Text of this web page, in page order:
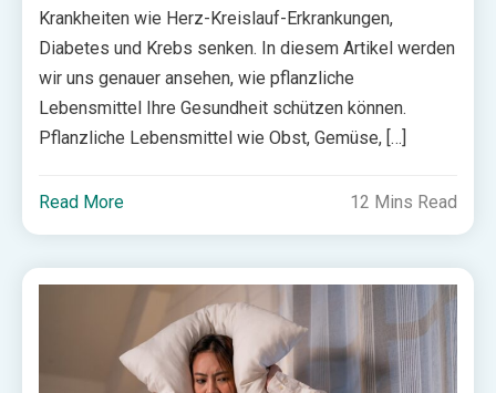
Krankheiten wie Herz-Kreislauf-Erkrankungen,
Diabetes und Krebs senken. In diesem Artikel werden
wir uns genauer ansehen, wie pflanzliche
Lebensmittel Ihre Gesundheit schützen können.
Pflanzliche Lebensmittel wie Obst, Gemüse, […]
Read More 12 Mins Read